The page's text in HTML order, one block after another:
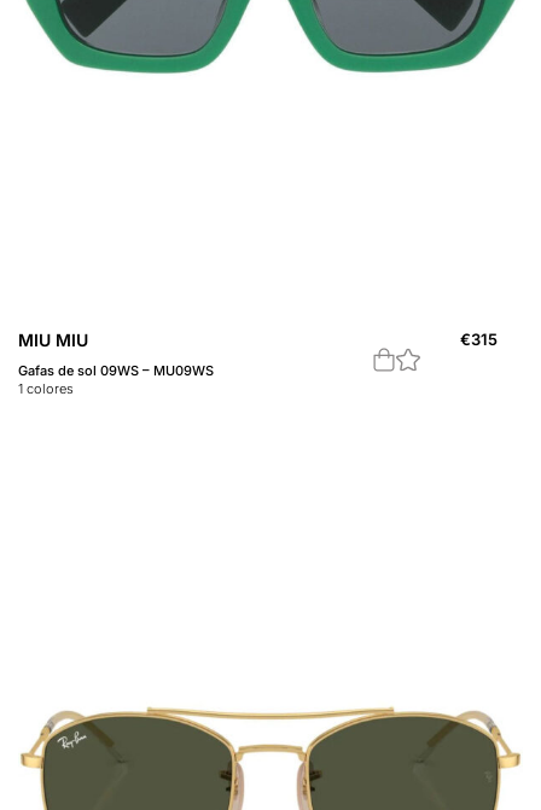
MIU MIU
Gafas de sol 09WS – MU09WS
1 colores
€315